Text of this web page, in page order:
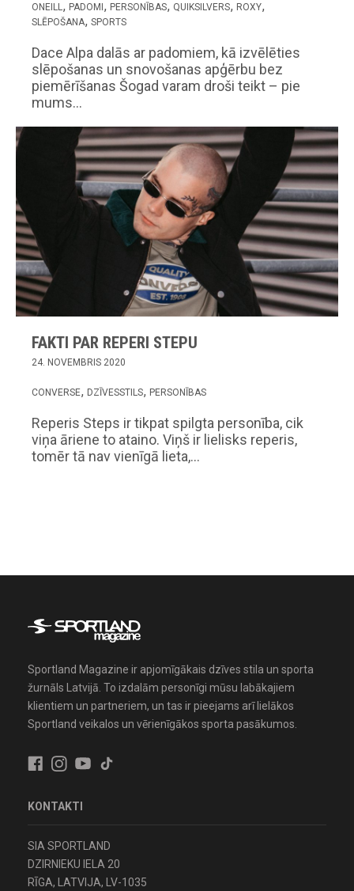
ONEILL
PADOMI PERSONĪBAS QUIKSILVERS
ROXY
SLĒPOŠANA SPORTS
Dace Alpa dalās ar padomiem, kā izvēlēties
slēpošanas un snovošanas apģērbu bez
piemērīšanas Šogad varam droši teikt – pie
mums…
FAKTI PAR REPERI STEPU
24. NOVEMBRIS 2020
CONVERSE DZĪVESSTILS PERSONĪBAS
Reperis Steps ir tikpat spilgta personība, cik
viņa āriene to ataino. Viņš ir lielisks reperis,
tomēr tā nav vienīgā lieta,…
Sportland Magazine ir apjomīgākais dzīves stila un sporta
žurnāls Latvijā. To izdalām personīgi mūsu labākajiem
klientiem un partneriem, un tas ir pieejams arī lielākos
Sportland veikalos un vērienīgākos sporta pasākumos.
KONTAKTI
SIA SPORTLAND
DZIRNIEKU IELA 20
RĪGA, LATVIJA, LV-1035